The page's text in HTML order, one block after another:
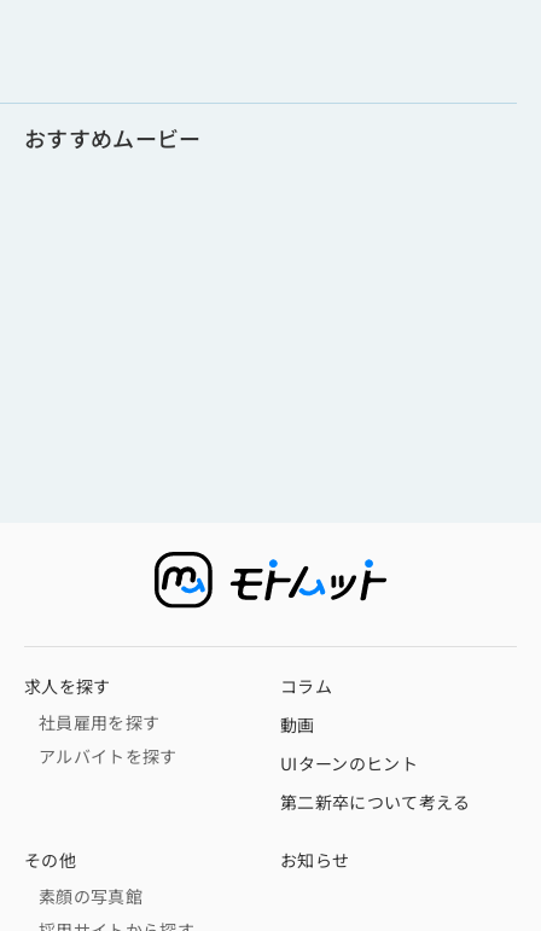
おすすめムービー
求人を探す
社員雇用を探す
アルバイトを探す
コラム
動画
UIターンのヒント
第二新卒について考える
その他
素顔の写真館
お知らせ